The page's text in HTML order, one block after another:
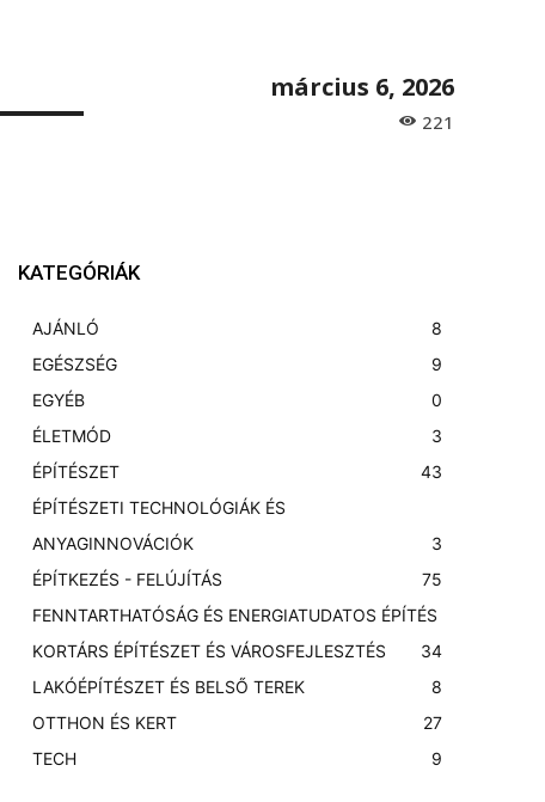
március 6, 2026
221
KATEGÓRIÁK
AJÁNLÓ
8
EGÉSZSÉG
9
EGYÉB
0
ÉLETMÓD
3
ÉPÍTÉSZET
43
ÉPÍTÉSZETI TECHNOLÓGIÁK ÉS
ANYAGINNOVÁCIÓK
3
ÉPÍTKEZÉS - FELÚJÍTÁS
75
FENNTARTHATÓSÁG ÉS ENERGIATUDATOS ÉPÍTÉS
4
KORTÁRS ÉPÍTÉSZET ÉS VÁROSFEJLESZTÉS
3
LAKÓÉPÍTÉSZET ÉS BELSŐ TEREK
8
OTTHON ÉS KERT
27
TECH
9